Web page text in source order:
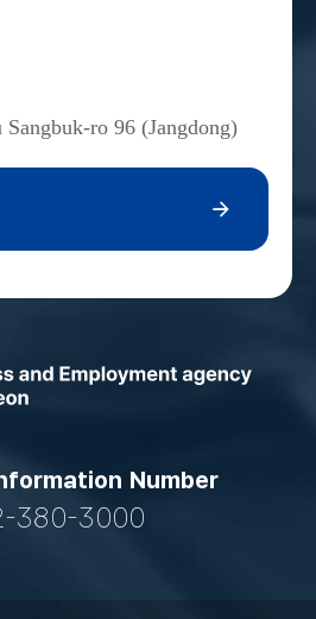
Sangbuk-ro 96 (Jangdong)
Number
380-3000